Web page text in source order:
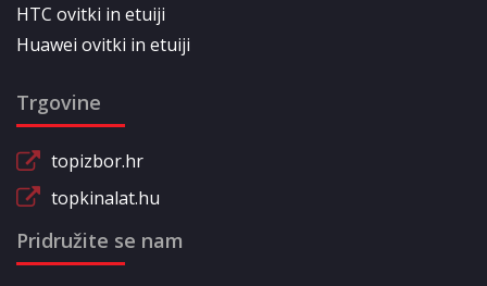
HTC ovitki in etuiji
Huawei ovitki in etuiji
Trgovine
topizbor.hr
topkinalat.hu
Pridružite se nam